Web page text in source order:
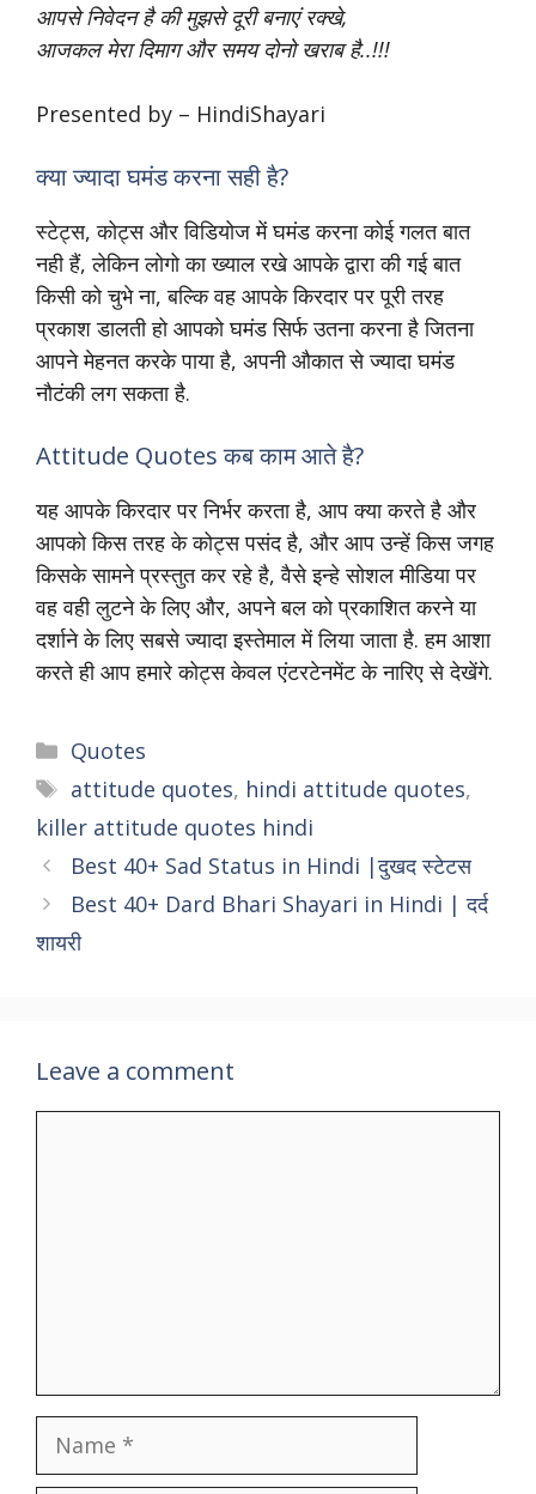
आपसे निवेदन है की मुझसे दूरी बनाएं रक्खे,
आजकल मेरा दिमाग और समय दोनो खराब है..!!!
Presented by – HindiShayari
क्या ज्यादा घमंड करना सही है?
स्टेट्स, कोट्स और विडियोज में घमंड करना कोई गलत बात
नही हैं, लेकिन लोगो का ख्याल रखे आपके द्वारा की गई बात
किसी को चुभे ना, बल्कि वह आपके किरदार पर पूरी तरह
प्रकाश डालती हो आपको घमंड सिर्फ उतना करना है जितना
आपने मेहनत करके पाया है, अपनी औकात से ज्यादा घमंड
नौटंकी लग सकता है.
Attitude Quotes कब काम आते है?
यह आपके किरदार पर निर्भर करता है, आप क्या करते है और
आपको किस तरह के कोट्स पसंद है, और आप उन्हें किस जगह
किसके सामने प्रस्तुत कर रहे है, वैसे इन्हे सोशल मीडिया पर
वह वही लुटने के लिए और, अपने बल को प्रकाशित करने या
दर्शाने के लिए सबसे ज्यादा इस्तेमाल में लिया जाता है. हम आशा
करते ही आप हमारे कोट्स केवल एंटरटेनमेंट के नारिए से देखेंगे.
Quotes
attitude quotes, hindi attitude quotes,
killer attitude quotes hindi
Best 40+ Sad Status in Hindi |दुखद स्टेटस
Best 40+ Dard Bhari Shayari in Hindi | दर्द
शायरी
Leave a comment